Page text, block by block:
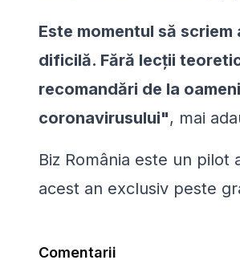
Este momentul să
dificilă. Fără lecții
recomandări de la
coronavirusului", mai
Biz România este un pilot
acest an exclusiv peste
Comentarii